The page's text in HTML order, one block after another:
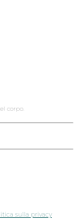
corpo.
sulla privacy